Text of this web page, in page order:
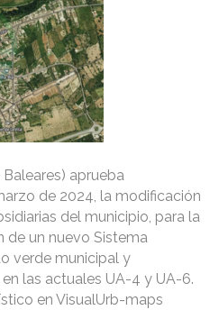
aprueba
de 2024, la modificación
del municipio, para la
de un nuevo Sistema
verde municipal y
las actuales UA-4 y UA-6.
en VisualUrb-maps